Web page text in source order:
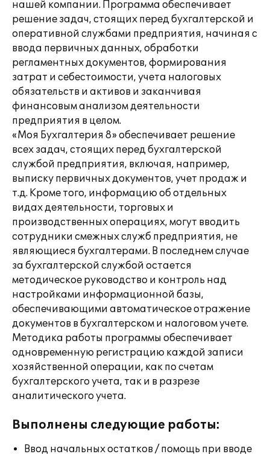
нашей компании. Программа обеспечивает
решение задач, стоящих перед бухгалтерской и
оперативной службами предприятия, начиная с
ввода первичных данных, обработки
регламентных документов, формирования
затрат и себестоимости, учета налоговых
обязательств и активов и заканчивая
финансовым анализом деятельности
предприятия в целом.
«Моя Бухгалтерия 8» обеспечивает решение
всех задач, стоящих перед бухгалтерской
службой предприятия, включая, например,
выписку первичных документов, учет продаж и
т.д. Кроме того, информацию об отдельных
видах деятельности, торговых и
производственных операциях, могут вводить
сотрудники смежных служб предприятия, не
являющиеся бухгалтерами. В последнем случае
за бухгалтерской службой остается
методическое руководство и контроль над
настройками информационной базы,
обеспечивающими автоматическое отражение
документов в бухгалтерском и налоговом учете.
Методика работы программы обеспечивает
одновременную регистрацию каждой записи
хозяйственной операции, как по счетам
бухгалтерского учета, так и в разрезе
аналитического учета.
Выполнены следующие работы:
Ввод начальных остатков / помощь при вводе